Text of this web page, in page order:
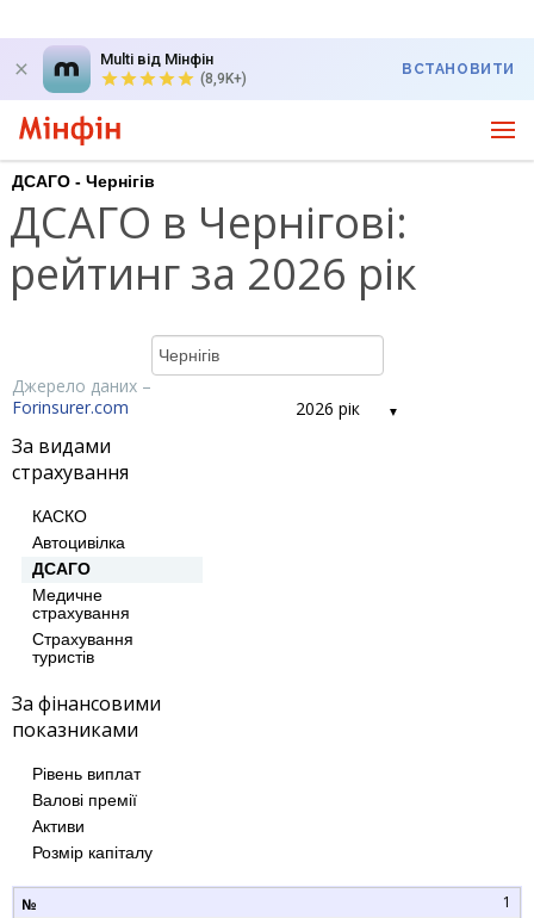
Multi від Мінфін
(8,9K+)
ВСТАНОВИТИ
ДСАГО - Чернігів
ДСАГО в Чернігові:
рейтинг за 2026 рік
2026 рік
Джерело даних –
Forinsurer.com
За видами
страхування
КАСКО
Автоцивілка
ДСАГО
Медичне
страхування
Страхування
туристів
За фінансовими
показниками
Рівень виплат
Валові премії
Активи
Розмір капіталу
1